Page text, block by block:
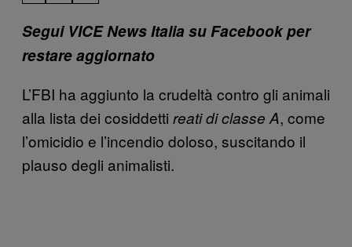
Segui VICE News Italia su Facebook per
restare aggiornato
L’FBI ha aggiunto la crudeltà contro gli animali
alla lista dei cosiddetti reati di classe A, come
l’omicidio e l’incendio doloso, suscitando il
plauso degli animalisti.